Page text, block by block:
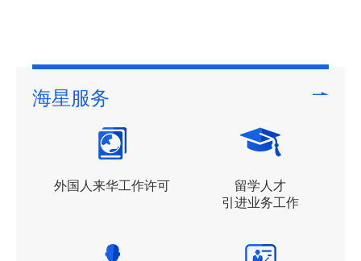
海星服务
外国人来华工作许可
留学人才
引进业务工作